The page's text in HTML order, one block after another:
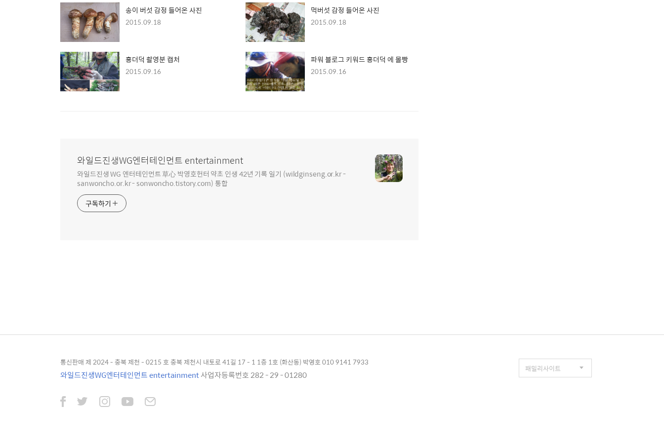
송이 버섯 감정 들어온 사진
2015.09.18
먹버섯 감정 들어온 사진
2015.09.18
홍더덕 촬영분 캡처
2015.09.16
파워 블로그 키워드 홍더덕 에 몰빵
2015.09.16
와일드진생WG엔터테인먼트 entertainment
와일드진생 WG 엔터테인먼트 草心 박영호헌터 약초 인생 42년 기록 일기 (wildginseng.or.kr -
sanwoncho.or.kr - sonwoncho.tistory.com) 통합
구독하기
통신판매 제 2024 - 충북 제천 - 0215 호 충북 제천시 내토로 41길 17 - 1 1층 1호 (화산동) 박영호 010 9141 7933
와일드진생WG엔터테인먼트 entertainment사업자등록번호 282 - 29 - 01280